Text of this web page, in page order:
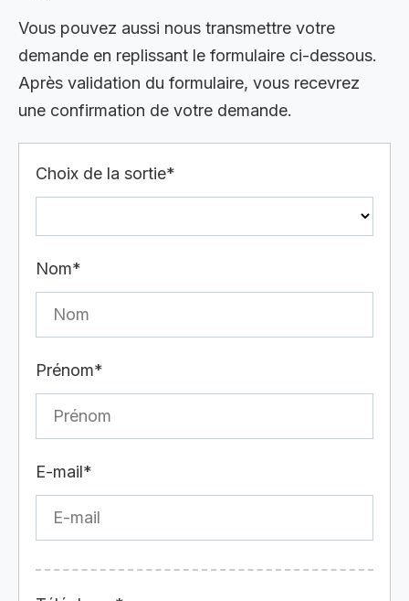
Vous pouvez aussi nous transmettre votre
demande en replissant le formulaire ci-dessous.
Après validation du formulaire, vous recevrez
une confirmation de votre demande.
Choix de la sortie*
Nom*
Prénom*
E-mail*